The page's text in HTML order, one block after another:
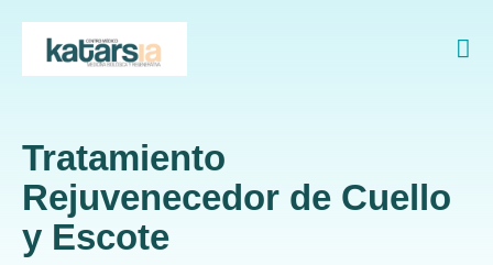
Tratamiento
Rejuvenecedor de Cuello
y Escote